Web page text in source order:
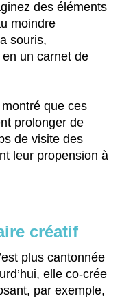
des éléments
moindre
souris,
un carnet de
que ces
prolonger de
de visite des
leur propension à
créatif
plus cantonnée
elle co-crée
par exemple,